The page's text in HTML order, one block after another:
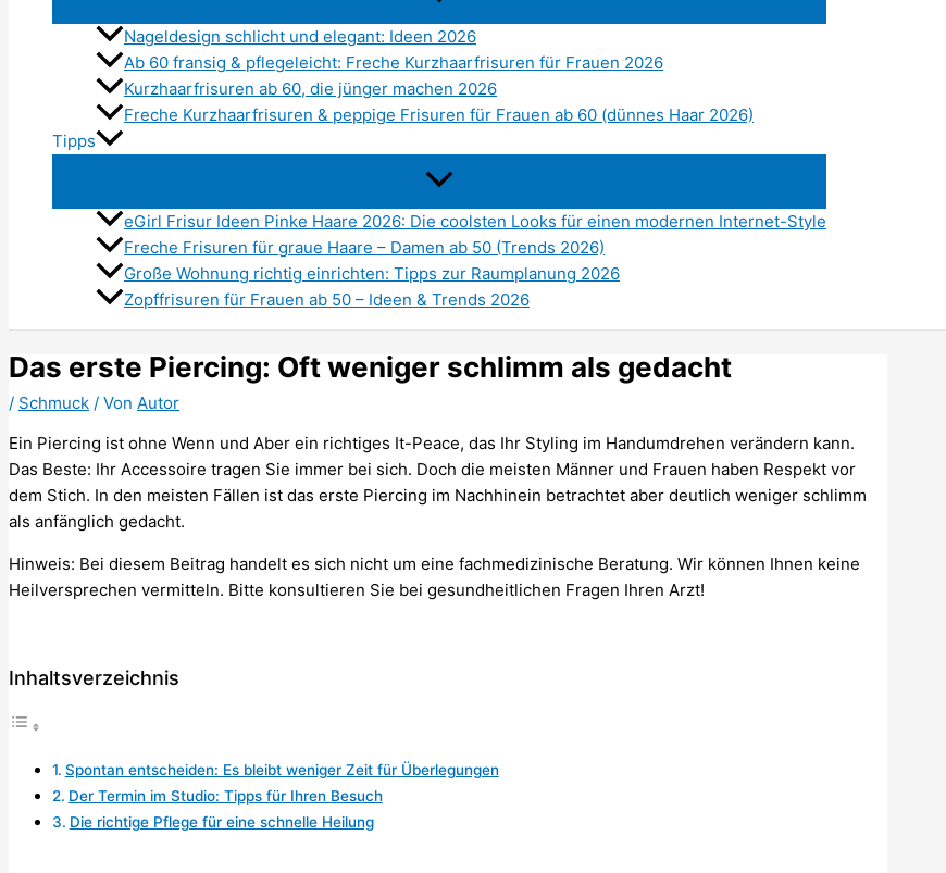
Nageldesign schlicht und elegant: Ideen 2026
Ab 60 fransig & pflegeleicht: Freche Kurzhaarfrisuren für Frauen 2026
Kurzhaarfrisuren ab 60, die jünger machen 2026
Freche Kurzhaarfrisuren & peppige Frisuren für Frauen ab 60 (dünnes Haar 2026)
Tipps
eGirl Frisur Ideen Pinke Haare 2026: Die coolsten Looks für einen modernen Internet-Style
Freche Frisuren für graue Haare – Damen ab 50 (Trends 2026)
Große Wohnung richtig einrichten: Tipps zur Raumplanung 2026
Zopffrisuren für Frauen ab 50 – Ideen & Trends 2026
Das erste Piercing: Oft weniger schlimm als gedacht
/ Schmuck / Von Autor
Ein Piercing ist ohne Wenn und Aber ein richtiges It-Peace, das Ihr Styling im Handumdrehen verändern kann.
Das Beste: Ihr Accessoire tragen Sie immer bei sich. Doch die meisten Männer und Frauen haben Respekt vor
dem Stich. In den meisten Fällen ist das erste Piercing im Nachhinein betrachtet aber deutlich weniger schlimm
als anfänglich gedacht.
Hinweis: Bei diesem Beitrag handelt es sich nicht um eine fachmedizinische Beratung. Wir können Ihnen keine
Heilversprechen vermitteln. Bitte konsultieren Sie bei gesundheitlichen Fragen Ihren Arzt!
Inhaltsverzeichnis
Spontan entscheiden: Es bleibt weniger Zeit für Überlegungen
Der Termin im Studio: Tipps für Ihren Besuch
Die richtige Pflege für eine schnelle Heilung